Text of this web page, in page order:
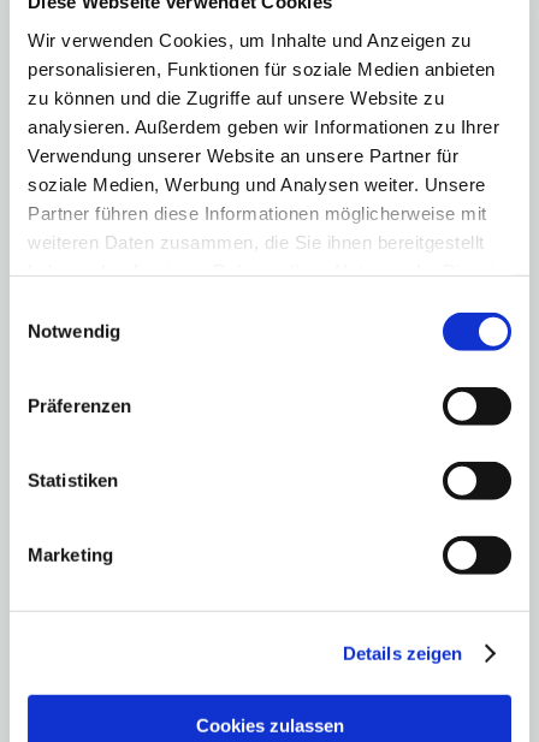
Wir verwenden Cookies, um Inhalte und Anzeigen zu
personalisieren, Funktionen für soziale Medien anbieten
zu können und die Zugriffe auf unsere Website zu
analysieren. Außerdem geben wir Informationen zu Ihrer
Verwendung unserer Website an unsere Partner für
soziale Medien, Werbung und Analysen weiter. Unsere
Partner führen diese Informationen möglicherweise mit
weiteren Daten zusammen, die Sie ihnen bereitgestellt
Notwendig
Präferenzen
Statistiken
Marketing
Details zeigen
Cookies zulassen
Das könnte Sie ebenfalls interessieren
Gemeinsame Erklärung